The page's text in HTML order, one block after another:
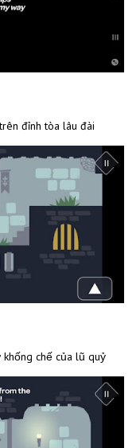
đỉnh tòa lâu đài
khống chế của lũ quỷ